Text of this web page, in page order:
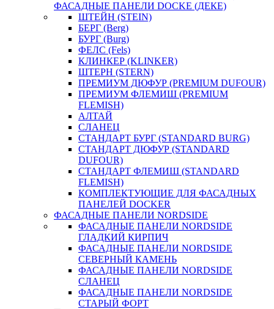
ФАСАДНЫЕ ПАНЕЛИ DOCKE (ДЕКЕ)
ШТЕЙН (STEIN)
БЕРГ (Berg)
БУРГ (Burg)
ФЕЛС (Fels)
КЛИНКЕР (KLINKER)
ШТЕРН (STERN)
ПРЕМИУМ ДЮФУР (PREMIUM DUFOUR)
ПРЕМИУМ ФЛЕМИШ (PREMIUM
FLEMISH)
АЛТАЙ
СЛАНЕЦ
СТАНДАРТ БУРГ (STANDARD BURG)
СТАНДАРТ ДЮФУР (STANDARD
DUFOUR)
СТАНДАРТ ФЛЕМИШ (STANDARD
FLEMISH)
КОМПЛЕКТУЮЩИЕ ДЛЯ ФАСАДНЫХ
ПАНЕЛЕЙ DOCKER
ФАСАДНЫЕ ПАНЕЛИ NORDSIDE
ФАСАДНЫЕ ПАНЕЛИ NORDSIDE
ГЛАДКИЙ КИРПИЧ
ФАСАДНЫЕ ПАНЕЛИ NORDSIDE
СЕВЕРНЫЙ КАМЕНЬ
ФАСАДНЫЕ ПАНЕЛИ NORDSIDE
СЛАНЕЦ
ФАСАДНЫЕ ПАНЕЛИ NORDSIDE
СТАРЫЙ ФОРТ